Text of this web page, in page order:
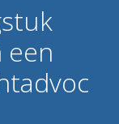
een